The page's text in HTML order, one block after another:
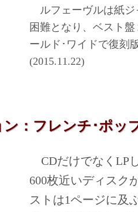
ルフェーヴルは紙ジ
困難となり、ベスト
ールド･ワイドで復刻
(2015.11.22)
：フレンチ･ポッ
CDだけでなくLP
600枚近いディスク
ストは1ページに及